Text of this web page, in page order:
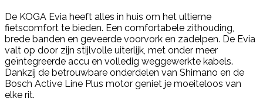
De KOGA Evia heeft alles in huis om het ultieme
fietscomfort te bieden. Een comfortabele zithouding,
brede banden en geveerde voorvork en zadelpen. De Evia
valt op door zijn stijlvolle uiterlijk, met onder meer
geïntegreerde accu en volledig weggewerkte kabels.
Dankzij de betrouwbare onderdelen van Shimano en de
Bosch Active Line Plus motor geniet je moeiteloos van
elke rit.